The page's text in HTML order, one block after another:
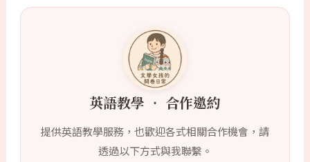
英語教學 ‧ 合作邀約
提供英語教學服務，也歡迎各式相關合作機會，請
透過以下方式與我聯繫。